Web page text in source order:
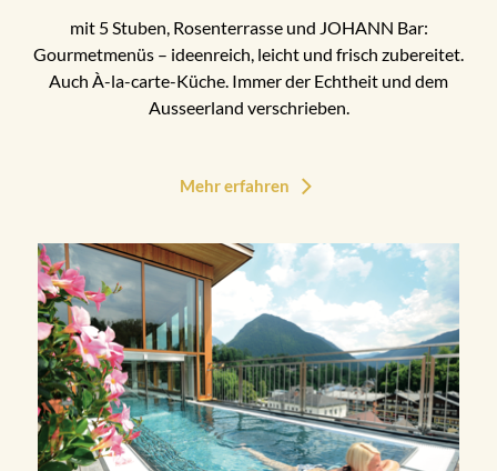
mit 5 Stuben, Rosenterrasse und JOHANN Bar:
Gourmetmenüs – ideenreich, leicht und frisch zubereitet.
Auch À-la-carte-Küche. Immer der Echtheit und dem
Ausseerland verschrieben.
Mehr erfahren